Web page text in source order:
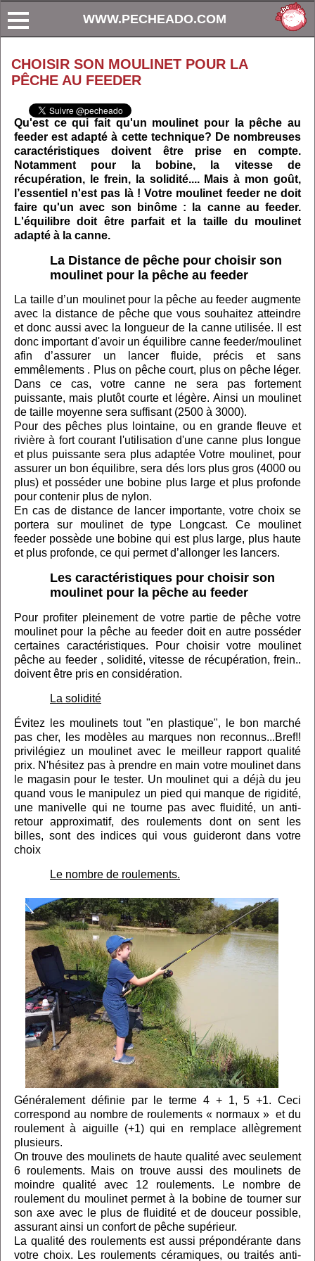
WWW.PECHEADO.COM
CHOISIR SON MOULINET POUR LA
PÊCHE AU FEEDER
Qu'est ce qui fait qu'un moulinet pour la pêche au
feeder est adapté à cette technique? De nombreuses
caractéristiques doivent être prise en compte.
Notamment pour la bobine, la vitesse de
récupération, le frein, la solidité.... Mais à mon goût,
l’essentiel n'est pas là ! Votre moulinet feeder ne doit
faire qu'un avec son binôme : la canne au feeder.
L'équilibre doit être parfait et la taille du moulinet
adapté à la canne.
La Distance de pêche pour choisir son
moulinet pour la pêche au feeder
La taille d’un moulinet pour la pêche au feeder augmente
avec la distance de pêche que vous souhaitez atteindre
et donc aussi avec la longueur de la canne utilisée. Il est
donc important d'avoir un équilibre canne feeder/moulinet
afin d’assurer un lancer fluide, précis et sans
emmêlements . Plus on pêche court, plus on pêche léger.
Dans ce cas, votre canne ne sera pas fortement
puissante, mais plutôt courte et légère. Ainsi un moulinet
de taille moyenne sera suffisant (2500 à 3000).
Pour des pêches plus lointaine, ou en grande fleuve et
rivière à fort courant l'utilisation d'une canne plus longue
et plus puissante sera plus adaptée Votre moulinet, pour
assurer un bon équilibre, sera dés lors plus gros (4000 ou
plus) et posséder une bobine plus large et plus profonde
pour contenir plus de nylon.
En cas de distance de lancer importante, votre choix se
portera sur moulinet de type Longcast. Ce moulinet
feeder possède une bobine qui est plus large, plus haute
et plus profonde, ce qui permet d’allonger les lancers.
Les caractéristiques pour choisir son
moulinet pour la pêche au feeder
Pour profiter pleinement de votre partie de pêche votre
moulinet pour la pêche au feeder doit en autre posséder
certaines caractéristiques. Pour choisir votre moulinet
pêche au feeder , solidité, vitesse de récupération, frein..
doivent être pris en considération.
La solidité
Évitez les moulinets tout "en plastique", le bon marché
pas cher, les modèles au marques non reconnus...Bref!!
privilégiez un moulinet avec le meilleur rapport qualité
prix. N'hésitez pas à prendre en main votre moulinet dans
le magasin pour le tester. Un moulinet qui a déjà du jeu
quand vous le manipulez un pied qui manque de rigidité,
une manivelle qui ne tourne pas avec fluidité, un anti-
retour approximatif, des roulements dont on sent les
billes, sont des indices qui vous guideront dans votre
choix
Le nombre de roulements.
Généralement définie par le terme 4 + 1, 5 +1. Ceci
correspond au nombre de roulements « normaux » et du
roulement à aiguille (+1) qui en remplace allègrement
plusieurs.
On trouve des moulinets de haute qualité avec seulement
6 roulements. Mais on trouve aussi des moulinets de
moindre qualité avec 12 roulements. Le nombre de
roulement du moulinet permet à la bobine de tourner sur
son axe avec le plus de fluidité et de douceur possible,
assurant ainsi un confort de pêche supérieur.
La qualité des roulements est aussi prépondérante dans
votre choix. Les roulements céramiques, ou traités anti-